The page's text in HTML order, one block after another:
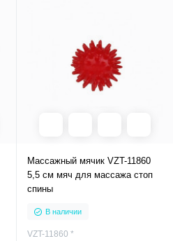
Массажный мячик VZT-11860
5,5 см мяч для массажа стоп
спины
В наличии
VZT-11860 *